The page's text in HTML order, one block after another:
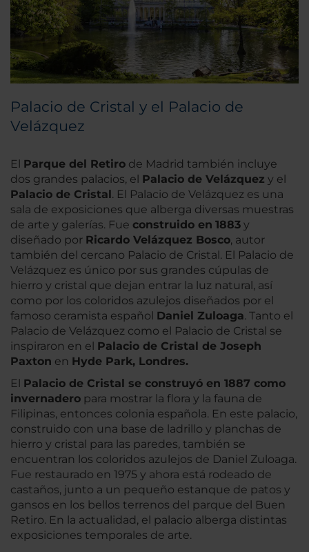
Palacio de Cristal y el Palacio de
Velázquez
El Parque del Retiro de Madrid también incluye
dos grandes palacios, el Palacio de Velázquez y el
Palacio de Cristal. El Palacio de Velázquez es una
sala de exposiciones que alberga diversas muestras
de arte y galerías. Fue construido en 1883 y
diseñado por Ricardo Velázquez Bosco, autor
también del cercano Palacio de Cristal. El Palacio de
Velázquez es único por sus grandes cúpulas de
hierro y cristal que dejan entrar la luz natural, así
como por los coloridos azulejos diseñados por el
famoso ceramista español Daniel Zuloaga. Tanto el
Palacio de Velázquez como el Palacio de Cristal se
inspiraron en el Palacio de Cristal de Joseph
Paxton en Hyde Park, Londres.
El Palacio de Cristal se construyó en 1887 como
invernadero para mostrar la flora y la fauna de
Filipinas, entonces colonia española. En este palacio,
construido con una base de ladrillo y planchas de
hierro y cristal para las paredes, también se
encuentran los coloridos azulejos de Daniel Zuloaga.
Fue restaurado en 1975 y ahora está rodeado de
castaños, junto a un pequeño estanque de patos y
gansos en los bellos terrenos del parque del Buen
Retiro. En la actualidad, el palacio alberga distintas
exposiciones temporales de arte.